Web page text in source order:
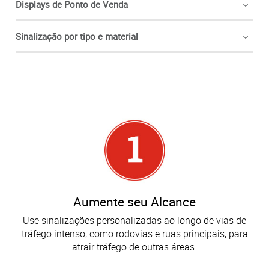
Displays de Ponto de Venda
Sinalização por tipo e material
Aumente seu Alcance
Use sinalizações personalizadas ao longo de vias de
tráfego intenso, como rodovias e ruas principais, para
atrair tráfego de outras áreas.